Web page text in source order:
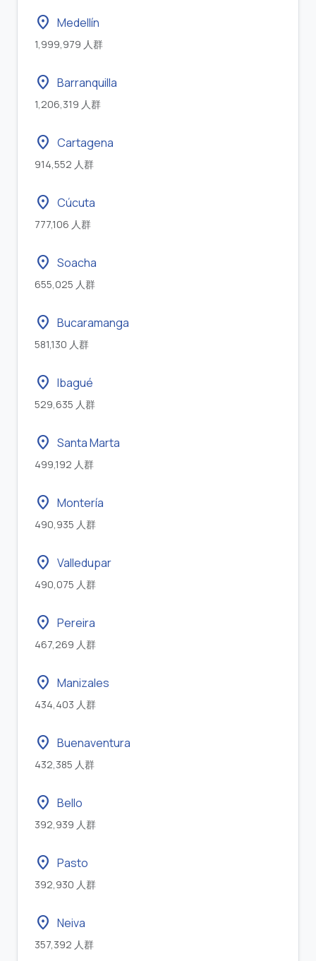
location_on Medellín
1,999,979 人群
location_on Barranquilla
1,206,319 人群
location_on Cartagena
914,552 人群
location_on Cúcuta
777,106 人群
location_on Soacha
655,025 人群
location_on Bucaramanga
581,130 人群
location_on Ibagué
529,635 人群
location_on Santa Marta
499,192 人群
location_on Montería
490,935 人群
location_on Valledupar
490,075 人群
location_on Pereira
467,269 人群
location_on Manizales
434,403 人群
location_on Buenaventura
432,385 人群
location_on Bello
392,939 人群
location_on Pasto
392,930 人群
location_on Neiva
357,392 人群